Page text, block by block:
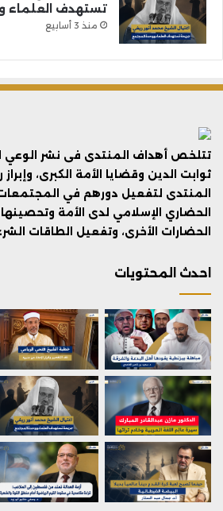
تستهدف العلماء
منذ 3 أسابيع
تتلخص أهداف المنتدى فى نشر
ثوابت الدين وقضايا الأمة الكبرى،
المنتدى لتفعيل دورهم في
الحضاري الإسلامي لدى الأمة
الحضارات الأخرى، وتفعيل الطاقات
احدث المحتويات